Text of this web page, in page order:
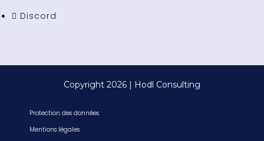
Discord
Copyright 2026 | Hodl Consulting
Protection des données
Mentions légales